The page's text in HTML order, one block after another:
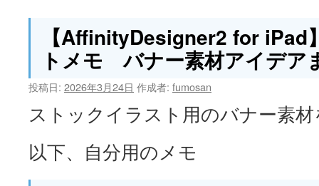
【AffinityDesigner2 for iPad
トメモ バナー素材アイデア
投稿日: 2026年3月24日 作成者: fumosan
ストックイラスト用のバナー素
以下、自分用のメモ